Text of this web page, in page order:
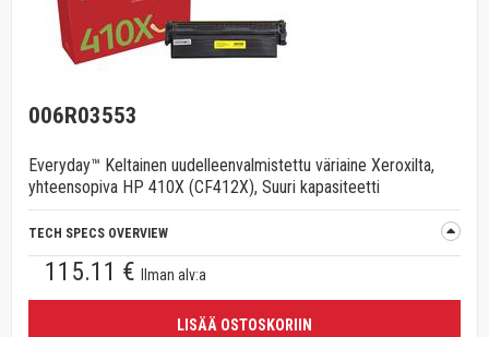
006R03553
Everyday™ Keltainen uudelleenvalmistettu väriaine Xeroxilta,
yhteensopiva HP 410X (CF412X), Suuri kapasiteetti
TECH SPECS OVERVIEW
115.11 € Ilman alv:a
LISÄÄ OSTOSKORIIN